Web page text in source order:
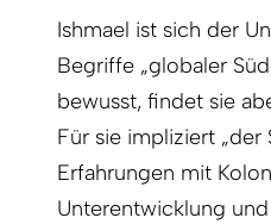
Ishmael ist sich der
Begriffe „globaler
bewusst, findet sie
Für sie impliziert „der
Erfahrungen mit
Unterentwicklung